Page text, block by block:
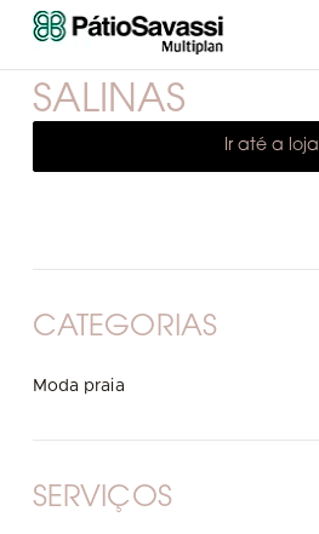
SALINAS
Ir até a loja
CATEGORIAS
Moda praia
SERVIÇOS